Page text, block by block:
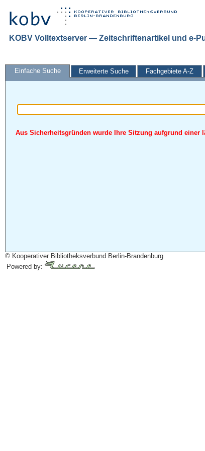
KOBV Volltextserver — Zeitschriftenartikel und e-
Einfache Suche Erweiterte Suche Fachgebiete A-Z
Aus Sicherheitsgründen wurde Ihre Sitzung aufgrund
© Kooperativer Bibliotheksverbund Berlin-Brandenburg
Powered by: